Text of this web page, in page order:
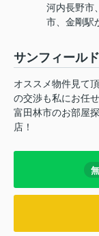
河内長野市
市、金剛駅
サンフィール
オススメ物件見て
の交渉も私にお任
富田林市のお部屋
店！